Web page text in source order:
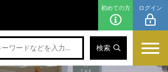
初めての方 ログイン
検索